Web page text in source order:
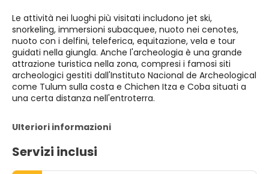
Le attività nei luoghi più visitati includono jet ski,
snorkeling, immersioni subacquee, nuoto nei cenotes,
nuoto con i delfini, teleferica, equitazione, vela e tour
guidati nella giungla. Anche l'archeologia è una grande
attrazione turistica nella zona, compresi i famosi siti
archeologici gestiti dall'Instituto Nacional de Archeological
come Tulum sulla costa e Chichen Itza e Coba situati a
una certa distanza nell'entroterra.
Ulteriori informazioni
Servizi inclusi